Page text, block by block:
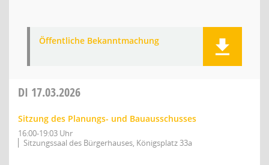
Öffentliche Bekanntmachung
DI 17.03.2026
Sitzung des Planungs- und Bauausschusses
16:00-19:03 Uhr
Sitzungssaal des Bürgerhauses, Königsplatz 33a